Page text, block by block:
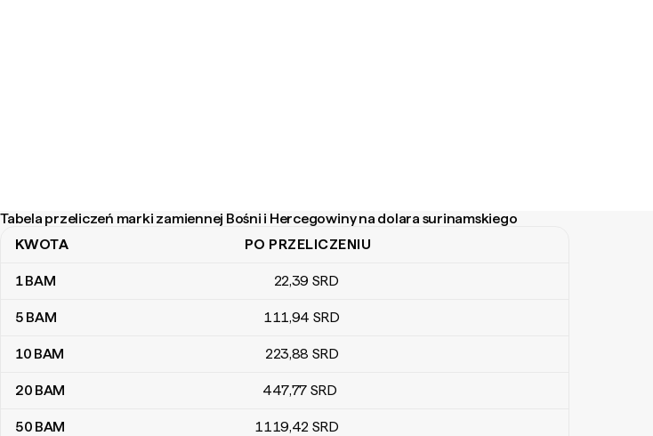
Tabela przeliczeń marki zamiennej Bośni i Hercegowiny na dolara surinamskiego
Tabela przeliczeń marki zamiennej Bośni i Hercegowiny na dolara surinamskiego
KWOTA PO PRZELICZENIU
1BAM 22,39 SRD
5 BAM 111,94 SRD
10 BAM 223,88 SRD
20 BAM 447,77 SRD
50 BAM 1119,42 SRD